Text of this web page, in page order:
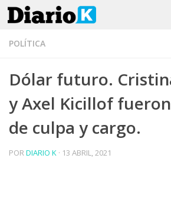
Saltar al contenido
POLÍTICA
Dólar futuro.
y Axel Kicillof
de culpa y cargo.
PORDIARIO K · 13 ABRIL, 2021